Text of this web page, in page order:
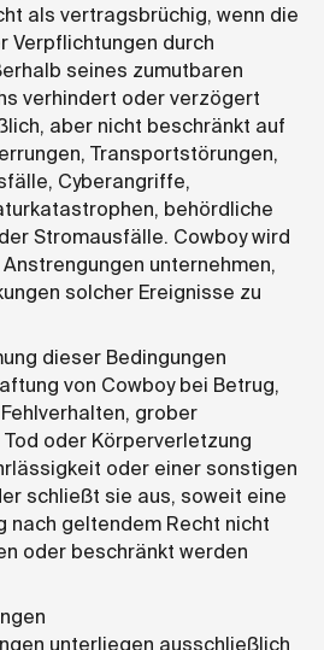
als vertragsbrüchig, wenn die
Verpflichtungen durch
seines zumutbaren
verhindert oder verzögert
aber nicht beschränkt auf
Transportstörungen,
Cyberangriffe,
behördliche
Stromausfälle. Cowboy wird
unternehmen,
solcher Ereignisse zu
dieser Bedingungen
von Cowboy bei Betrug,
grober
oder Körperverletzung
oder einer sonstigen
schließt sie aus, soweit eine
nach geltendem Recht nicht
oder beschränkt werden
unterliegen ausschließlich